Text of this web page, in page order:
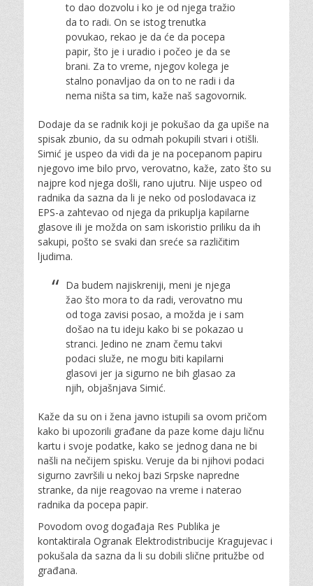
to dao dozvolu i ko je od njega tražio
da to radi. On se istog trenutka
povukao, rekao je da će da pocepa
papir, što je i uradio i počeo je da se
brani. Za to vreme, njegov kolega je
stalno ponavljao da on to ne radi i da
nema ništa sa tim, kaže naš sagovornik.
Dodaje da se radnik koji je pokušao da ga upiše na
spisak zbunio, da su odmah pokupili stvari i otišli.
Simić je uspeo da vidi da je na pocepanom papiru
njegovo ime bilo prvo, verovatno, kaže, zato što su
najpre kod njega došli, rano ujutru. Nije uspeo od
radnika da sazna da li je neko od poslodavaca iz
EPS-a zahtevao od njega da prikuplja kapilarne
glasove ili je možda on sam iskoristio priliku da ih
sakupi, pošto se svaki dan sreće sa različitim
ljudima.
Da budem najiskreniji, meni je njega
žao što mora to da radi, verovatno mu
od toga zavisi posao, a možda je i sam
došao na tu ideju kako bi se pokazao u
stranci. Jedino ne znam čemu takvi
podaci služe, ne mogu biti kapilarni
glasovi jer ja sigurno ne bih glasao za
njih, objašnjava Simić.
Kaže da su on i žena javno istupili sa ovom pričom
kako bi upozorili građane da paze kome daju ličnu
kartu i svoje podatke, kako se jednog dana ne bi
našli na nečijem spisku. Veruje da bi njihovi podaci
sigurno završili u nekoj bazi Srpske napredne
stranke, da nije reagovao na vreme i naterao
radnika da pocepa papir.
Povodom ovog događaja Res Publika je
kontaktirala Ogranak Elektrodistribucije Kragujevac i
pokušala da sazna da li su dobili slične pritužbe od
građana.